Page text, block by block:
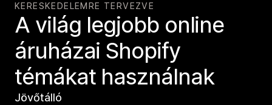
KERESKEDELEMRE TERVEZVE
A világ legjobb online
áruházai Shopify
témákat használnak
Jövőtálló